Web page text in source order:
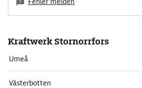
Kraftwerk Stornorrfors
Umeå
Västerbotten